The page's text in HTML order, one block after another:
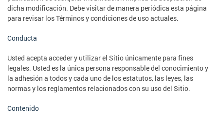
dicha modificación. Debe visitar de manera periódica esta página
para revisar los Términos y condiciones de uso actuales.
Conducta
Usted acepta acceder y utilizar el Sitio únicamente para fines
legales. Usted es la única persona responsable del conocimiento y
la adhesión a todos y cada uno de los estatutos, las leyes, las
normas y los reglamentos relacionados con su uso del Sitio.
Contenido